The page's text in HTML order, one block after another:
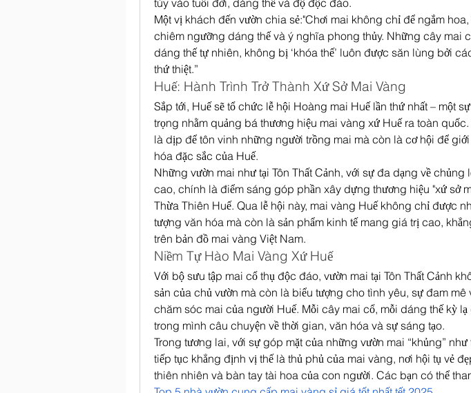
tùy vào tuổi đời, dáng thế và độ độc đáo.
Một vị khách đến vườn chia sẻ:"Chơi mai không chỉ để ngắm
chiêm ngưỡng dáng thế và ý nghĩa phong thủy. Những cây mai
dáng thế tự nhiên, không bị ‘khóa thế’ luôn được săn lùng bởi
thứ thiệt.”
Huế: Hành Trình Trở Thành Xứ Sở Mai Vàng
Sắp tới, Huế sẽ tổ chức lễ hội Hoàng mai Huế lần thứ nhất – một
trọng nhằm quảng bá thương hiệu mai vàng xứ Huế ra toàn
là dịp để tôn vinh những người trồng mai mà còn là cơ hội để
hóa đặc sắc của Huế.
Những vườn mai như tại Tôn Thất Cảnh, với sự đa dạng về chủng
cao, chính là điểm sáng góp phần xây dựng thương hiệu "xứ sở
Thừa Thiên Huế. Qua lễ hội này, mai vàng Huế không chỉ được
tượng văn hóa mà còn là sản phẩm kinh tế mang giá trị cao,
trên bản đồ mai vàng Việt Nam.
Niềm Tự Hào Mai Vàng Xứ Huế
Với bộ sưu tập mai cổ thụ độc đáo, vườn mai tại Tôn Thất Cảnh
sản của chủ vườn mà còn là biểu tượng cho tình yêu, sự đam mê
chăm sóc mai của người Huế. Mỗi cây mai cổ, mỗi dáng thế kỳ lạ
trong mình câu chuyện về thời gian, văn hóa và sự sáng tạo.
Trong tương lai, với sự góp mặt của những vườn mai “khủng” như
tiếp tục khẳng định vị thế là thủ phủ của mai vàng, nơi hội tụ vẻ